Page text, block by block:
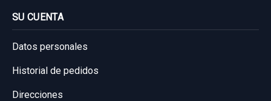
40,00 €
Sin IVA, gastos de envío no incluidos.
Consultar por whatsapp
SU CUENTA
Datos personales
Historial de pedidos
Direcciones